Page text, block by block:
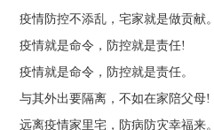
疫情防控不添乱，宅家就是做贡献。
疫情就是命令，防控就是责任!
疫情就是命令，防控就是责任。
与其外出要隔离，不如在家陪父母!
远离疫情家里宅，防病防灾幸福来。